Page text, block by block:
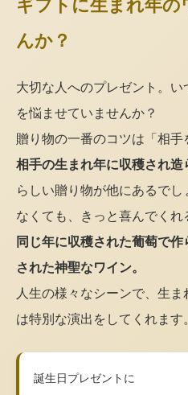
ギフトに生まれ年
んか？
大切な人へのプレゼント。
を悩ませていませんか？
贈り物の一番のコツは「相手
相手の生まれ年に収穫され造
らしい贈り物が他にあるで
なくても、きっと喜んでくれ
同じ年に収穫された葡萄で
された神聖なワイン。
人生の様々なシーンで、生
は特別な演出をしてくれます
誕生日プレゼントに